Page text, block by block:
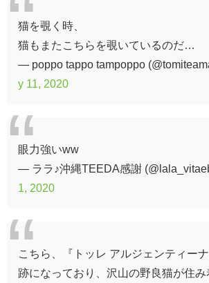
猫を覗く時、
猫もまたこちらを覗いているのだ…
— poppo tappo tampoppo
y 11, 2020
眼力強いww
— ララ♪沖縄TEEDA感謝
1, 2020
こちら、『トッレ アルジェンティー
跡になっており、沢山の野良猫が住